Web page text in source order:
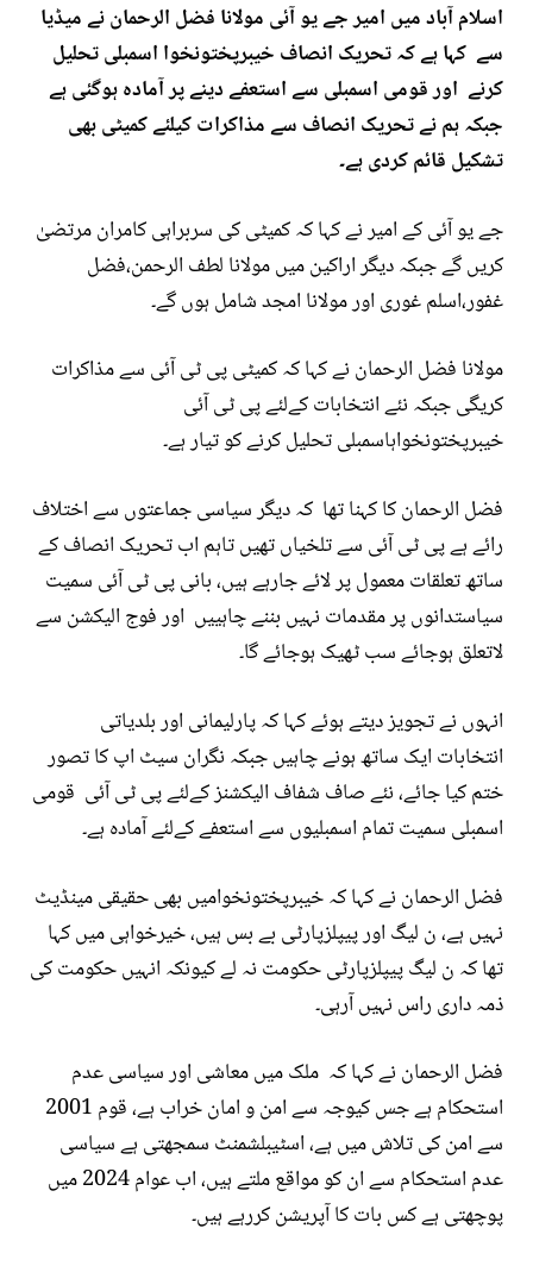
اسلام آباد میں امیر جے یو آئی مولانا فضل الرحمان نے میڈیا
سے کہا ہے کہ تحریک انصاف خیبرپختونخوا اسمبلی تحلیل
کرنے اور قومی اسمبلی سے استعفے دینے پر آمادہ ہوگئی ہے
جبکہ ہم نے تحریک انصاف سے مذاکرات کیلئے کمیٹی بھی
تشکیل قائم کردی ہے۔
جے یو آئی کے امیر نے کہا کہ کمیٹی کی سربراہی کامران مرتضیٰ
کریں گے جبکہ دیگر اراکین میں مولانا لطف الرحمن،فضل
غفور،اسلم غوری اور مولانا امجد شامل ہوں گے۔
مولانا فضل الرحمان نے کہا کہ کمیٹی پی ٹی آئی سے مذاکرات
کریگی جبکہ نئے انتخابات کےلئے پی ٹی آئی
خیبرپختونخواہاسمبلی تحلیل کرنے کو تیار ہے۔
فضل الرحمان کا کہنا تھا کہ دیگر سیاسی جماعتوں سے اختلاف
رائے ہے پی ٹی آئی سے تلخیاں تھیں تاہم اب تحریک انصاف کے
ساتھ تعلقات معمول پر لائے جارہے ہیں، بانی پی ٹی آئی سمیت
سیاستدانوں پر مقدمات نہیں بننے چاہییں اور فوج الیکشن سے
لاتعلق ہوجائے سب ٹھیک ہوجائے گا۔
انہوں نے تجویز دیتے ہوئے کہا کہ پارلیمانی اور بلدیاتی
انتخابات ایک ساتھ ہونے چاہیں جبکہ نگران سیٹ اپ کا تصور
ختم کیا جائے، نئے صاف شفاف الیکشنز کےلئے پی ٹی آئی قومی
اسمبلی سمیت تمام اسمبلیوں سے استعفے کےلئے آمادہ ہے۔
فضل الرحمان نے کہا کہ خیبرپختونخوامیں بھی حقیقی مینڈیٹ
نہیں ہے، ن لیگ اور پیپلزپارٹی بے بس ہیں، خیرخواہی میں کہا
تھا کہ ن لیگ پیپلزپارٹی حکومت نہ لے کیونکہ انہیں حکومت کی
ذمہ داری راس نہیں آرہی۔
فضل الرحمان نے کہا کہ ملک میں معاشی اور سیاسی عدم
استحکام ہے جس کیوجہ سے امن و امان خراب ہے، قوم 2001
سے امن کی تلاش میں ہے، اسٹیبلشمنٹ سمجھتی ہے سیاسی
عدم استحکام سے ان کو مواقع ملتے ہیں، اب عوام 2024 میں
پوچھتی ہے کس بات کا آپریشن کررہے ہیں۔